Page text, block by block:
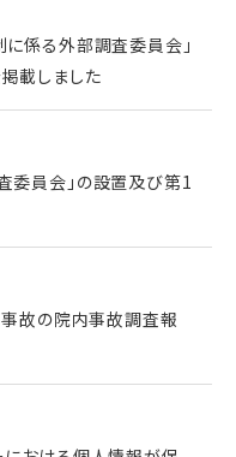
係る外部調査委員会」
載しました
委員会」の設置及び第1
故の院内事故調査報